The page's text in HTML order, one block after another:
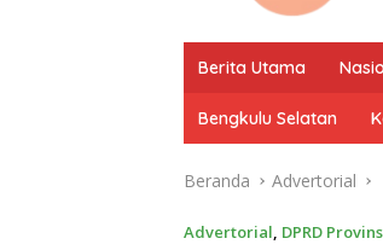
Berita Utama
Bengkulu Selatan
Beranda Advertorial
Advertorial, DPRD